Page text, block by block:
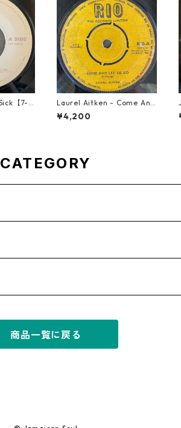
【7-2
Laurel Aitken - Come And
Let Us Go【7-21779】
¥4,200
CATEGORY
商品一覧に戻る